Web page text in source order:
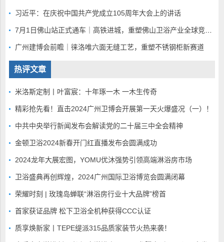
习近平：在庆祝中国共产党成立105周年大会上的讲话
7月1日佛山站正式通车｜高铁进城，重塑佛山卫浴产业全球竞争底盘
广州建博会前瞻｜徕洛唯六面无缝工艺，重塑不锈钢柜新赛道
热评文章
米洛斯定制丨叶富宸：十年琢一木 一木生传奇
精彩抢先看！直击2024广州卫博会开展第一天火爆盛况（一）！
中共中央举行新闻发布会解读党的二十届三中全会精神
金顿卫浴2024新春开门红直播发布会圆满成功
2024龙年大展宏图，YOMU优沐强势引领高端淋浴房市场
卫浴盛典再创辉煌，2024广州国际卫浴博览会圆满闭幕
荣耀时刻 | 玫瑰岛蝉联“淋浴房行业十大品牌”榜首
首家获证品牌 松下卫浴全机种获得CCC认证
质享焕新家丨TEPE缇派315品质家装节火热来袭！